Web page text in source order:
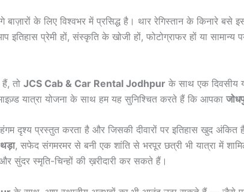
बाज़ारों के लिए विश्वभर में प्रसिद्ध है। थार रेगिस्तान के किनारे
प्रेमी हों, संस्कृति के खोजी हों, फोटोग्राफर हों या सामान्य
तो JCS Cab & Car Rental Jodhpur के साथ एक दिवसीय
यात्रा योजना के साथ हम यह सुनिश्चित करते हैं कि आपका
दृश्य प्रस्तुत करता है और जिसकी दीवारों पर इतिहास खुद
थड़ा, सफेद संगमरमर से बनी एक शांति से भरपूर छत्री भी यात्रा में
सुंदर स्मृति-चिन्हों की ख़रीदारी कर सकते हैं।